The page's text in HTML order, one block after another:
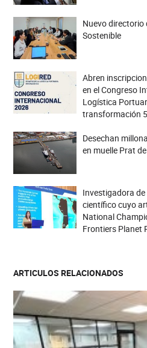
Nuevo directorio
Sostenible
Abren
en el Congreso
Logística
transformación
Desechan
en muelle Prat
Investigadora
científico cuyo
National
Frontiers Planet
ARTICULOS RELACIONADOS